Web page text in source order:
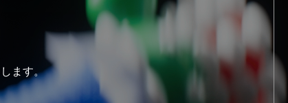
ます。